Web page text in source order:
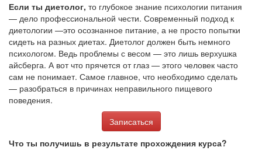
Если ты диетолог, то глубокое знание психологии питания
— дело профессиональной чести. Современный подход к
диетологии —это осознанное питание, а не просто попытки
сидеть на разных диетах. Диетолог должен быть немного
психологом. Ведь проблемы с весом — это лишь верхушка
айсберга. А вот что прячется от глаз — этого человек часто
сам не понимает. Самое главное, что необходимо сделать
— разобраться в причинах неправильного пищевого
поведения.
Записаться
Что ты получишь в результате прохождения курса?